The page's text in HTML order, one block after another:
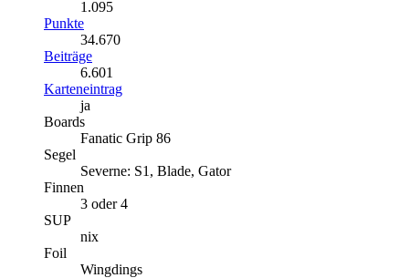
1.095
Punkte
34.670
Beiträge
6.601
Karteneintrag
ja
Boards
Fanatic Grip 86
Segel
Severne: S1, Blade, Gator
Finnen
3 oder 4
SUP
nix
Foil
Wingdings